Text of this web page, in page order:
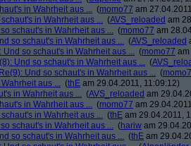
in Wahrheit aus ... (momo77 am
in Wahrheit aus ... (AVS_reloaded am
schaut's in Wahrheit aus ... (momo77 am
so schaut's in Wahrheit aus ... (AVS_reloaded
Und so schaut's in Wahrheit aus ... (momo77 am
Und so schaut's in Wahrheit aus ... (
Re(9): Und so schaut's in Wahrheit aus ... (
aus ... (thE am 29.04.2011, 11:09:12)
in Wahrheit aus ... (AVS_reloaded am
in Wahrheit aus ... (momo77 am
in Wahrheit aus ... (thE am 29.04.2011,
schaut's in Wahrheit aus ... (hariw am
so schaut's in Wahrheit aus ... (thE am